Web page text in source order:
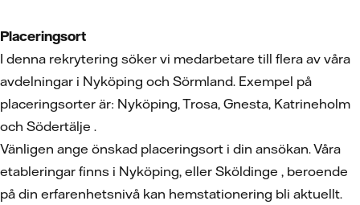
Placeringsort
I denna rekrytering söker vi medarbetare till flera av våra
avdelningar i Nyköping och Sörmland. Exempel på
placeringsorter är: Nyköping, Trosa, Gnesta, Katrineholm
och Södertälje .
Vänligen ange önskad placeringsort i din ansökan. Våra
etableringar finns i Nyköping, eller Sköldinge , beroende
på din erfarenhetsnivå kan hemstationering bli aktuellt.